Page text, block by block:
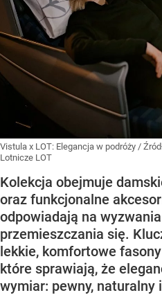
Vistula x LOT: Elegancja w podróży /
Lotnicze LOT
Kolekcja obejmuje
oraz funkcjonalne
odpowiadają na
przemieszczania się.
lekkie, komfortowe
które sprawiają, że
wymiar: pewny, naturalny